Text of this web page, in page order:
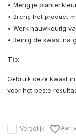
• Meng je
• Breng het product
• Werk nauwkeurig
• Reinig de kwast na
Tip:
Gebruik deze kwast
voor het beste
Vergelijk Aan